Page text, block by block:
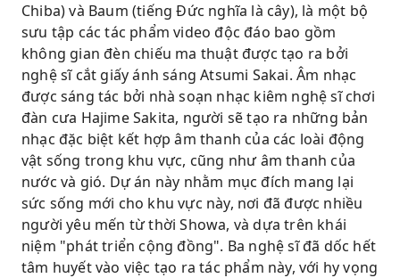
Chiba) và Baum (tiếng Đức nghĩa là cây), là một bộ
sưu tập các tác phẩm video độc đáo bao gồm
không gian đèn chiếu ma thuật được tạo ra bởi
nghệ sĩ cắt giấy ánh sáng Atsumi Sakai. Âm nhạc
được sáng tác bởi nhà soạn nhạc kiêm nghệ sĩ chơi
đàn cưa Hajime Sakita, người sẽ tạo ra những bản
nhạc đặc biệt kết hợp âm thanh của các loài động
vật sống trong khu vực, cũng như âm thanh của
nước và gió. Dự án này nhằm mục đích mang lại
sức sống mới cho khu vực này, nơi đã được nhiều
người yêu mến từ thời Showa, và dựa trên khái
niệm "phát triển cộng đồng". Ba nghệ sĩ đã dốc hết
tâm huyết vào việc tạo ra tác phẩm này, với hy vọng